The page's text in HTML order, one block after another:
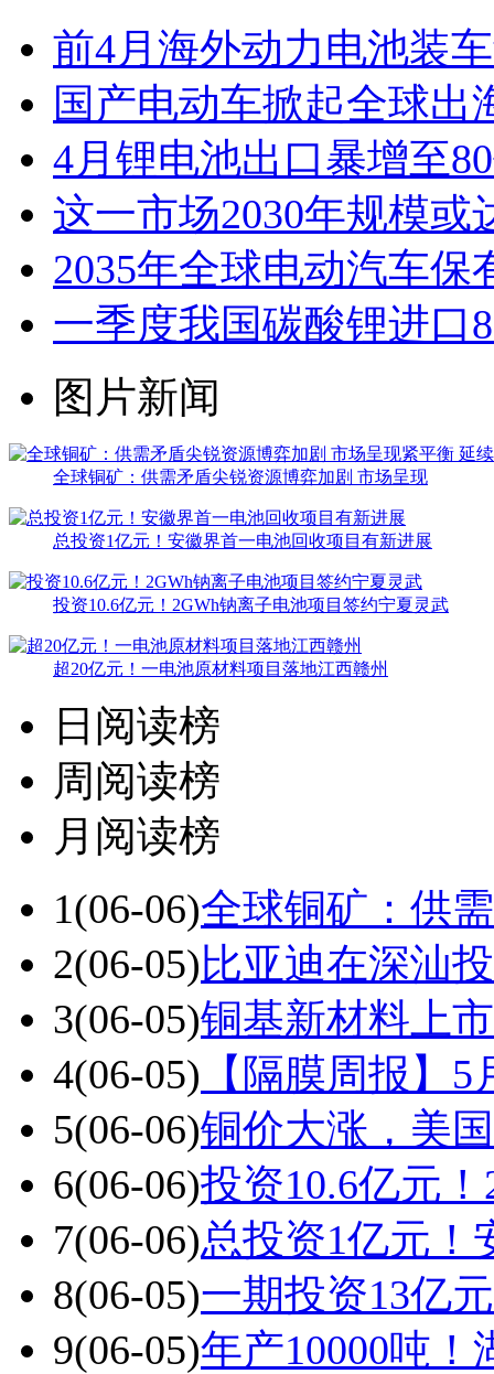
前4月海外动力电池装
国产电动车掀起全球出
4月锂电池出口暴增至
这一市场2030年规模或
2035年全球电动汽车保
一季度我国碳酸锂进口
图片新闻
全球铜矿：供需矛盾尖锐资源博弈加剧 市场呈现
总投资1亿元！安徽界首一电池回收项目有新进展
投资10.6亿元！2GWh钠离子电池项目签约宁夏灵武
超20亿元！一电池原材料项目落地江西赣州
日阅读榜
周阅读榜
月阅读榜
1(06-06)全球铜矿：供
2(06-05)比亚迪在深汕
3(06-05)铜基新材料上
4(06-05) 【隔膜周报】
5(06-06)铜价大涨，美
6(06-06)投资10.6亿元
7(06-06)总投资1亿元！
8(06-05)一期投资13亿
9(06-05)年产10000吨